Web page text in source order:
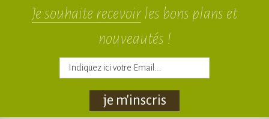
Je souhaite recevoirles bons plans et
nouveautés !
je m'inscris